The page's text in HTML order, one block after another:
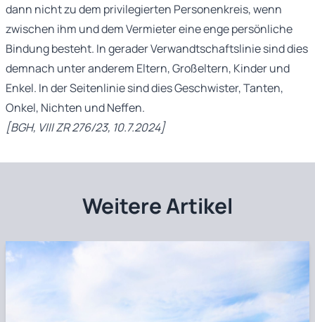
dann nicht zu dem privilegierten Personenkreis, wenn
zwischen ihm und dem Vermieter eine enge persönliche
Bindung besteht. In gerader Verwandtschaftslinie sind dies
demnach unter anderem Eltern, Großeltern, Kinder und
Enkel. In der Seitenlinie sind dies Geschwister, Tanten,
Onkel, Nichten und Neffen.
[BGH, VIII ZR 276/23, 10.7.2024]
Weitere Artikel